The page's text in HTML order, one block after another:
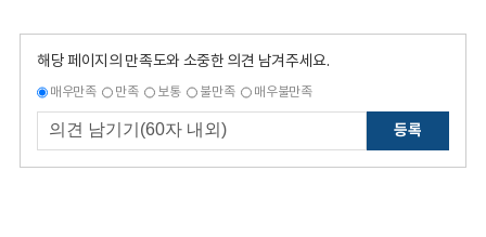
해당 페이지의 만족도와 소중한 의견 남겨주세요.
매우만족 만족 보통 불만족 매우불만족
등록